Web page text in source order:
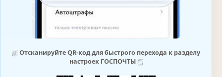
⛆ Отсканируйте QR-код для быстрого перехода к разделу
настроек ГОСПОЧТЫ⛆